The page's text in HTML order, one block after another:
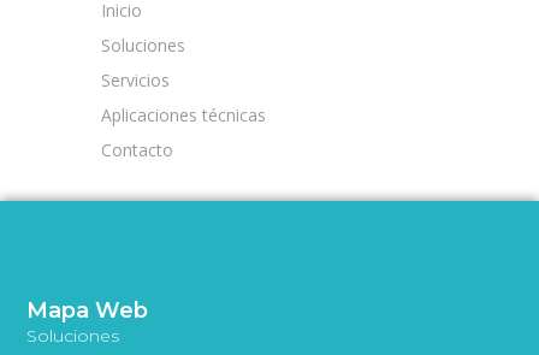
Inicio
Soluciones
Servicios
Aplicaciones técnicas
Contacto
Mapa Web
Soluciones